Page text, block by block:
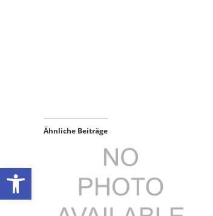
Werkzeugleiste öffnen
Ähnliche Beiträge